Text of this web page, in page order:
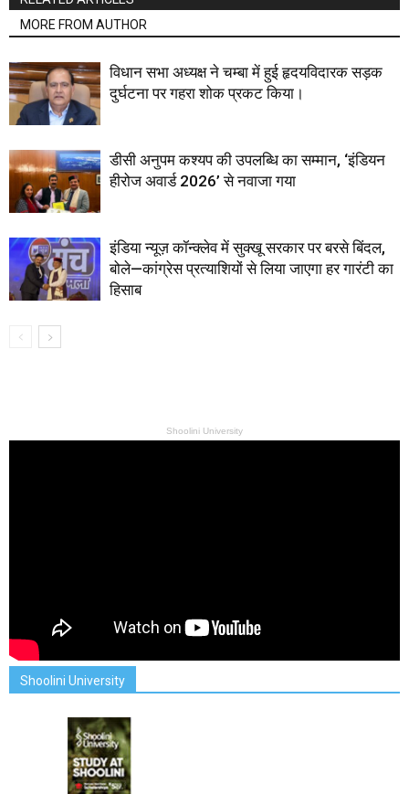
MORE FROM AUTHOR
विधान सभा अध्यक्ष ने चम्बा में हुई हृदयविदारक सड़क
दुर्घटना पर गहरा शोक प्रकट किया।
डीसी अनुपम कश्यप की उपलब्धि का सम्मान, ‘इंडियन
हीरोज अवार्ड 2026’ से नवाजा गया
इंडिया न्यूज़ कॉन्क्लेव में सुक्खू सरकार पर बरसे बिंदल,
बोले—कांग्रेस प्रत्याशियों से लिया जाएगा हर गारंटी का
हिसाब
Shoolini University
Shoolini University